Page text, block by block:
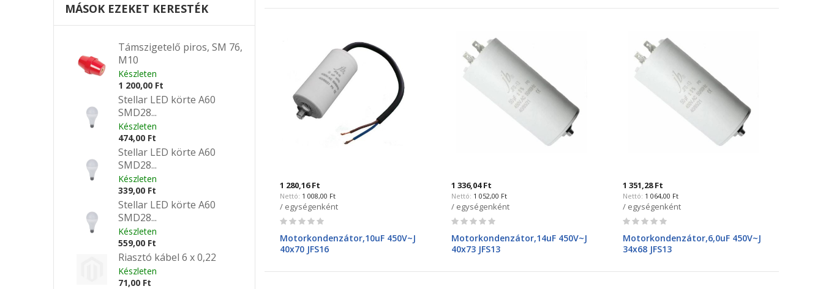
1 280,16 Ft
1 008,00 Ft
/ egységenként
Rating:
Motorkondenzátor,10uF 450V~J
40x70 JFS16
1 336,04 Ft
1 052,00 Ft
/ egységenként
Rating:
Motorkondenzátor,14uF 450V~J
40x73 JFS13
1 351,28 Ft
1 064,00 Ft
/ egységenként
Rating:
Motorkondenzátor,6,0uF 450V~J
34x68 JFS13
MÁSOK EZEKET KERESTÉK
Támszigetelő piros, SM 76,
M10
Készleten
1 200,00 Ft
Stellar LED körte A60
SMD28...
Készleten
474,00 Ft
Stellar LED körte A60
SMD28...
Készleten
339,00 Ft
Stellar LED körte A60
SMD28...
Készleten
559,00 Ft
Riasztó kábel 6 x 0,22
Készleten
71,00 Ft